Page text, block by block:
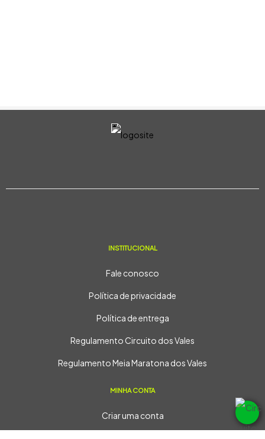
INSTITUCIONAL
Fale conosco
Política de privacidade
Política de entrega
Regulamento Circuito dos Vales
Regulamento Meia Maratona dos Vales
MINHA CONTA
Criar uma conta